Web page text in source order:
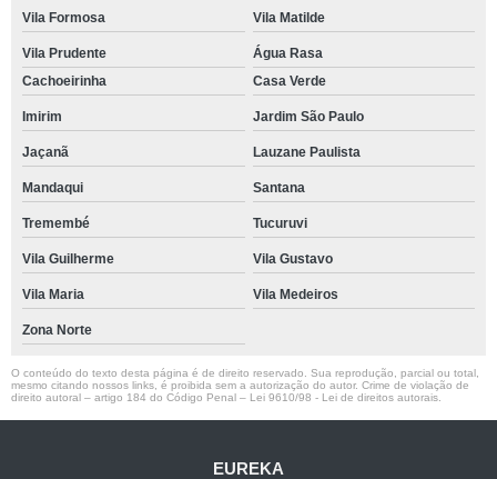
Vila Formosa Vila Matilde
Vila Prudente
Água Rasa
Cachoeirinha
Casa Verde
Imirim Jardim São Paulo
Jaçanã Lauzane Paulista
Mandaqui Santana
Tremembé Tucuruvi
Vila Guilherme Vila Gustavo
Vila Maria Vila Medeiros
Zona Norte
O conteúdo do texto desta página é de direito reservado. Sua reprodução, parcial ou total,
mesmo citando nossos links, é proibida sem a autorização do autor. Crime de violação de
direito autoral – artigo 184 do Código Penal – Lei 9610/98 - Lei de direitos autorais
EUREKA